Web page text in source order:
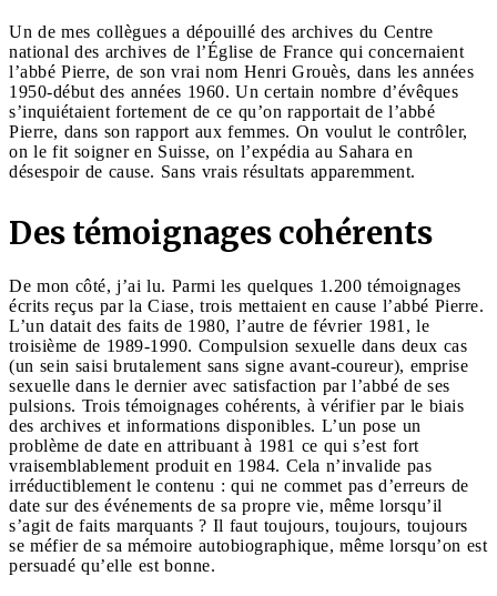
Un de mes collègues a dépouillé des archives du Centre
national des archives de l’Église de France qui concernaient
l’abbé Pierre, de son vrai nom Henri Grouès, dans les années
1950-début des années 1960. Un certain nombre d’évêques
s’inquiétaient fortement de ce qu’on rapportait de l’abbé
Pierre, dans son rapport aux femmes. On voulut le contrôler,
on le fit soigner en Suisse, on l’expédia au Sahara en
désespoir de cause. Sans vrais résultats apparemment.
Des témoignages cohérents
De mon côté, j’ai lu. Parmi les quelques 1.200 témoignages
écrits reçus par la Ciase, trois mettaient en cause l’abbé Pierre.
L’un datait des faits de 1980, l’autre de février 1981, le
troisième de 1989-1990. Compulsion sexuelle dans deux cas
(un sein saisi brutalement sans signe avant-coureur), emprise
sexuelle dans le dernier avec satisfaction par l’abbé de ses
pulsions. Trois témoignages cohérents, à vérifier par le biais
des archives et informations disponibles. L’un pose un
problème de date en attribuant à 1981 ce qui s’est fort
vraisemblablement produit en 1984. Cela n’invalide pas
irréductiblement le contenu : qui ne commet pas d’erreurs de
date sur des événements de sa propre vie, même lorsqu’il
s’agit de faits marquants ? Il faut toujours, toujours, toujours
se méfier de sa mémoire autobiographique, même lorsqu’on est
persuadé qu’elle est bonne.